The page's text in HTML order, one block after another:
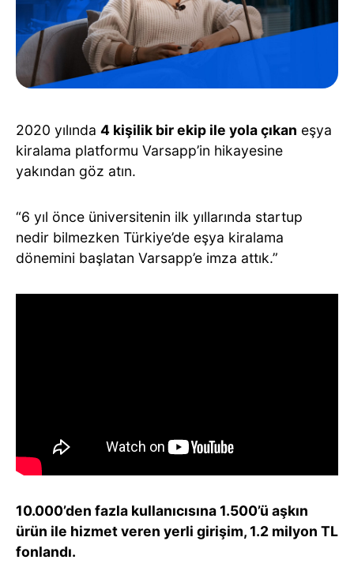
2020 yılında 4 kişilik bir ekip ile yola çıkan eşya
kiralama platformu Varsapp’in hikayesine
yakından göz atın.
“6 yıl önce üniversitenin ilk yıllarında startup
nedir bilmezken Türkiye’de eşya kiralama
dönemini başlatan Varsapp’e imza attık.”
10.000’den fazla kullanıcısına 1.500’ü aşkın
ürün ile hizmet veren yerli girişim, 1.2 milyon TL
fonlandı.